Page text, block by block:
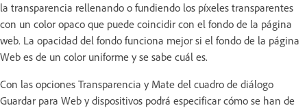
la transparencia rellenando o fundiendo los píxeles transparentes
con un color opaco que puede coincidir con el fondo de la página
web. La opacidad del fondo funciona mejor si el fondo de la página
Web es de un color uniforme y se sabe cuál es.
Con las opciones Transparencia y Mate del cuadro de diálogo
Guardar para Web y dispositivos podrá especificar cómo se han de